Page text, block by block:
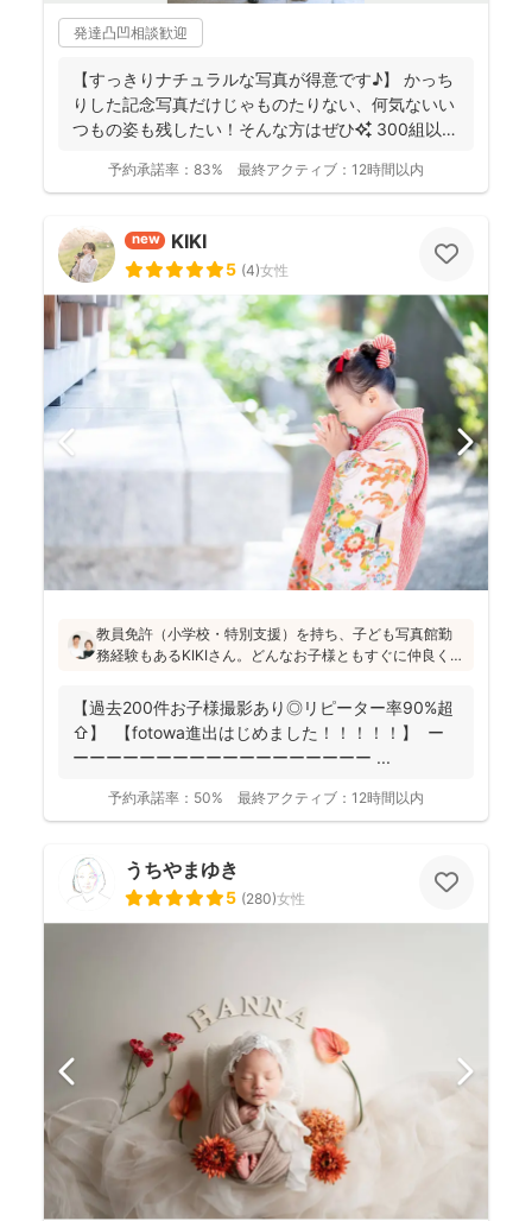
発達凸凹相談歓迎
【すっきりナチュラルな写真が得意です♪】 かっち
りした記念写真だけじゃものたりない、何気ないい
つもの姿も残したい！そんな方はぜひ✨️ 300組以上
予約承諾率： 83% 最終アクティブ： 12時間以内
new KIKI
5 (4)女性
教員免許（小学校・特別支援）を持ち、子ども写真館勤
務経験もあるKIKIさん。どんなお子様ともすぐに仲良くな
を引き出し、日々成長している大切な瞬間を写真に記録
することを大切にされています(^^)
【過去200件お子様撮影あり◎リピーター率90%超
⇧】 【fotowa進出はじめました！！！！！】 ー
ーーーーーーーーーーーーーーーーーー ...
予約承諾率： 50% 最終アクティブ： 12時間以内
うちやまゆき
5 (280)女性